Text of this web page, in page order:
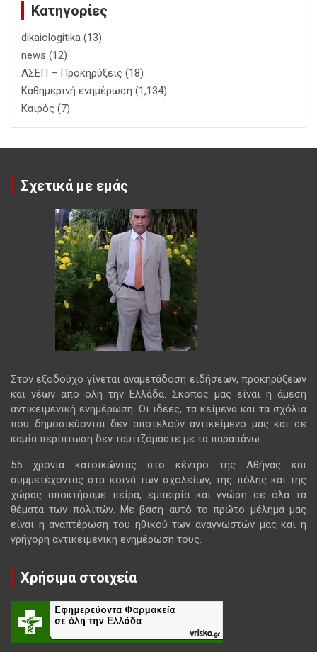
Κατηγορίες
dikaiologitika (13)
news (12)
ΑΣΕΠ – Προκηρύξεις (18)
Καθημερινή ενημέρωση (1,134)
Καιρός (7)
Σχετικά με εμάς
Στον εξοδούχο γίνεται αναμετάδοση ειδήσεων, προκηρύξεων
και νέων από όλη την Ελλάδα. Σκοπός μας είναι η άμεση
αντικειμενική ενημέρωση. Οι ιδέες, τα κείμενα και τα σχόλια
που δημοσιεύονται δεν αποτελούν αντικείμενο μας και σε
καμία περίπτωση δεν ταυτιζόμαστε με τα παραπάνω.
55 χρόνια κατοικώντας στο κέντρο της Αθήνας και
συμμετέχοντας στα κοινά των σχολείων, της πόλης και της
χώρας αποκτήσαμε πείρα, εμπειρία και γνώση σε όλα τα
θέματα των πολιτών. Με βάση αυτό το πρώτο μέλημά μας
είναι η αναπτέρωση του ηθικού των αναγνωστών μας και η
γρήγορη αντικειμενική ενημέρωση τους.
Χρήσιμα στοιχεία